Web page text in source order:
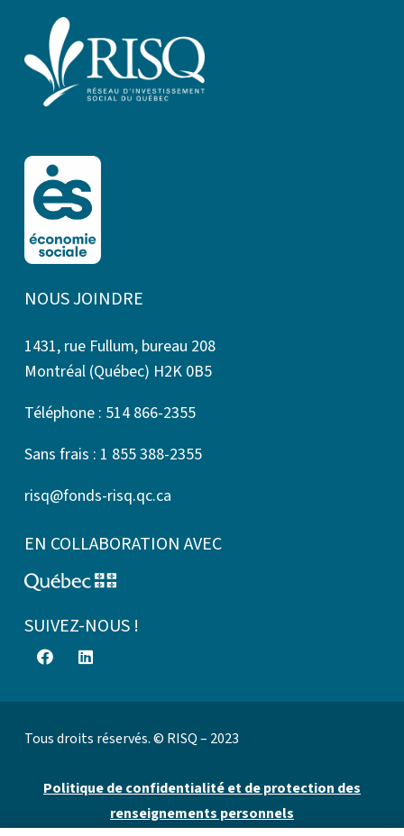
NOUS JOINDRE
1431, rue Fullum, bureau 208
Montréal (Québec) H2K 0B5
Téléphone : 514 866-2355
Sans frais : 1 855 388-2355
risq@fonds-risq.qc.ca
EN COLLABORATION AVEC
SUIVEZ-NOUS !
Tous droits réservés. © RISQ – 2023
Politique de confidentialité et de protection des
renseignements personnels